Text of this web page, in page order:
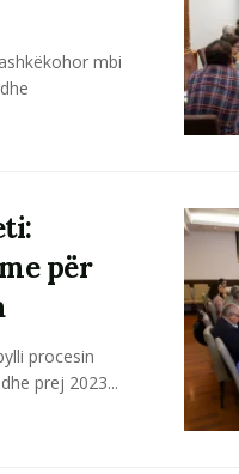
mbi
për
procesin
prej 2023...